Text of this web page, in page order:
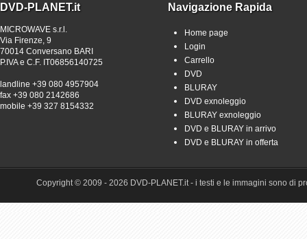
DVD-PLANET.it
MICROWAVE s.r.l.
Via Firenze, 9
70014 Conversano BARI
P.IVA e C.F. IT06856140725
landline +39 080 4957904
fax +39 080 2142686
mobile +39 327 8154332
Navigazione Rapida
Home page
Login
Carrello
DVD
BLURAY
DVD exnoleggio
BLURAY exnoleggio
DVD e BLURAY in arrivo
DVD e BLURAY in offerta
Copyright © 2009 - 2026 DVD-PLANET.it - i testi e le immagini sono di